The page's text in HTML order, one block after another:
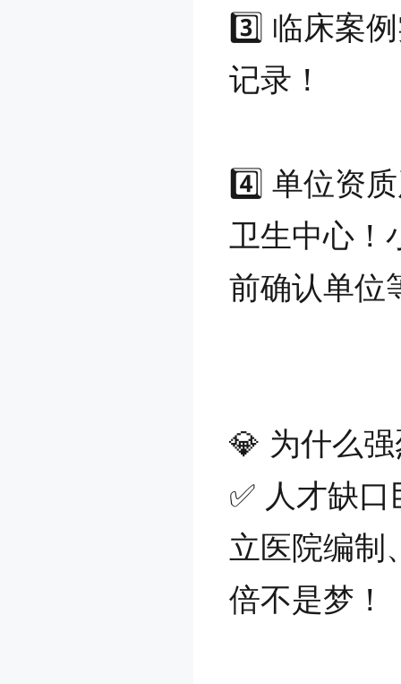
3️⃣ 临床案
记录！
4️⃣ 单位资
卫生中心！
前确认单位
💎 为什么
✅ 人才缺
立医院编制
倍不是梦！